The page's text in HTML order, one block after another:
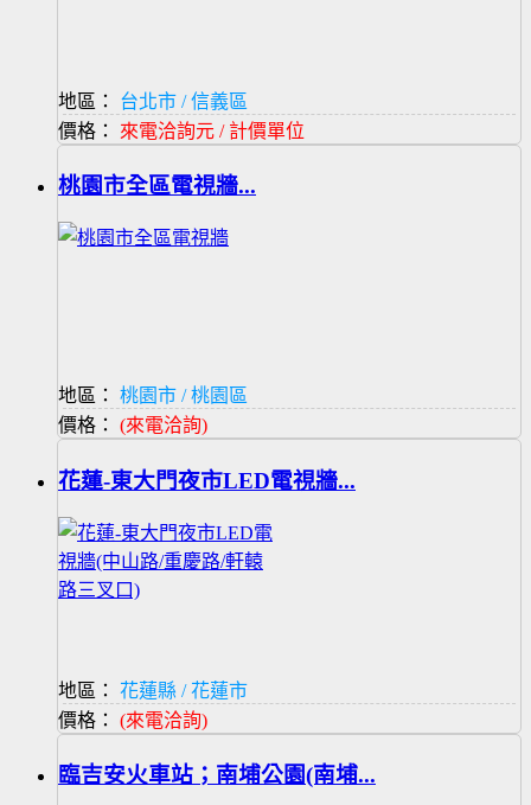
地區：
台北市 / 信義區
價格： 來電洽詢元 / 計價單位
桃園市全區電視牆...
地區：
桃園市 / 桃園區
價格： (來電洽詢)
花蓮-東大門夜市LED電視牆...
地區：
花蓮縣 / 花蓮市
價格： (來電洽詢)
臨吉安火車站；南埔公園(南埔...